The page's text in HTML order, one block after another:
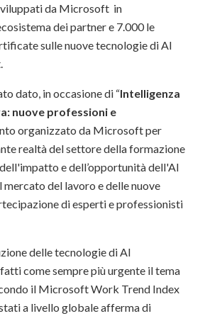
da Microsoft in
dei partner e 7.000 le
sulle nuove tecnologie di AI
dato, in occasione di “Intelligenza
nuove professioni e
organizzato da Microsoft per
realtà del settore della formazione
e dell’opportunità dell'AI
del lavoro e delle nuove
di esperti e professionisti
delle tecnologie di AI
come sempre più urgente il tema
il Microsoft Work Trend Index
a livello globale afferma di